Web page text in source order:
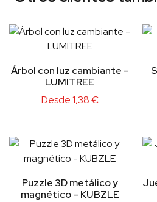
Árbol con luz cambiante –
LUMITREE
Desde1,38€
Puzzle 3D metálico y
magnético – KUBZLE